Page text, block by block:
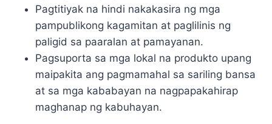
Pagtitiyak na hindi nakakasira ng mga
pampublikong kagamitan at paglilinis ng
paligid sa paaralan at pamayanan.
Pagsuporta sa mga lokal na produkto upang
maipakita ang pagmamahal sa sariling bansa
at sa mga kababayan na nagpapakahirap
maghanap ng kabuhayan.